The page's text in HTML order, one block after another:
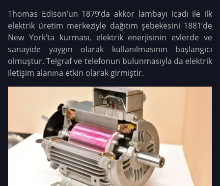
Thomas Edison’un 1879’da akkor lambayı icadı ile ilk
elektrik üretim merkeziyle dağıtım şebekesini 1881’de
New York’ta kurması, elektrik enerjisinin evlerde ve
sanayide yaygın olarak kullanılmasının başlangıcı
olmuştur. Telgraf ve telefonun bulunmasıyla da elektrik
iletişim alanına etkin olarak girmiştir.